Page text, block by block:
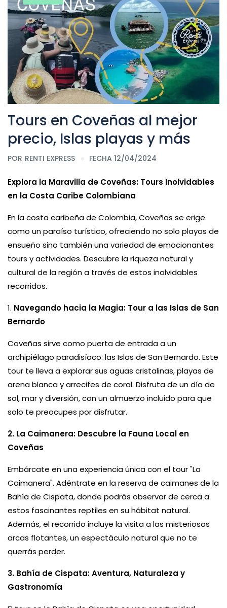
Tours en Coveñas al mejor
precio, Islas playas y más
POR RENTI EXPRESS FECHA 12/04/2024
Explora la Maravilla de Coveñas: Tours Inolvidables
en la Costa Caribe Colombiana
En la costa caribeña de Colombia, Coveñas se erige
como un paraíso turístico, ofreciendo no solo playas de
ensueño sino también una variedad de emocionantes
tours y actividades. Descubre la riqueza natural y
cultural de la región a través de estos inolvidables
recorridos.
1. Navegando hacia la Magia: Tour a las Islas de San
Bernardo
Coveñas sirve como puerta de entrada a un
archipiélago paradisíaco: las Islas de San Bernardo. Este
tour te lleva a explorar sus aguas cristalinas, playas de
arena blanca y arrecifes de coral. Disfruta de un día de
sol, mar y diversión, con un almuerzo incluido para que
solo te preocupes por disfrutar.
2. La Caimanera: Descubre la Fauna Local en
Coveñas
Embárcate en una experiencia única con el tour "La
Caimanera". Adéntrate en la reserva de caimanes de la
Bahía de Cispata, donde podrás observar de cerca a
estos fascinantes reptiles en su hábitat natural.
Además, el recorrido incluye la visita a las misteriosas
arcas flotantes, un espectáculo natural que no te
querrás perder.
3. Bahía de Cispata: Aventura, Naturaleza y
Gastronomía